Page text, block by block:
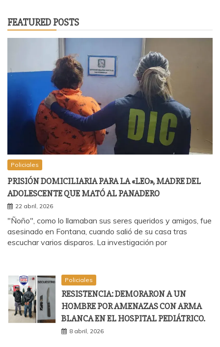
FEATURED POSTS
Policiales
PRISIÓN DOMICILIARIA PARA LA «LEO», MADRE DEL
ADOLESCENTE QUE MATÓ AL PANADERO
22 abril, 2026
"Ñoño", como lo llamaban sus seres queridos y amigos, fue
asesinado en Fontana, cuando salió de su casa tras
escuchar varios disparos. La investigación por
Policiales
RESISTENCIA: DEMORARON A UN
HOMBRE POR AMENAZAS CON ARMA
BLANCA EN EL HOSPITAL PEDIÁTRICO.
8 abril, 2026